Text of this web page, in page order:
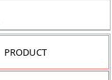
PRODUCT